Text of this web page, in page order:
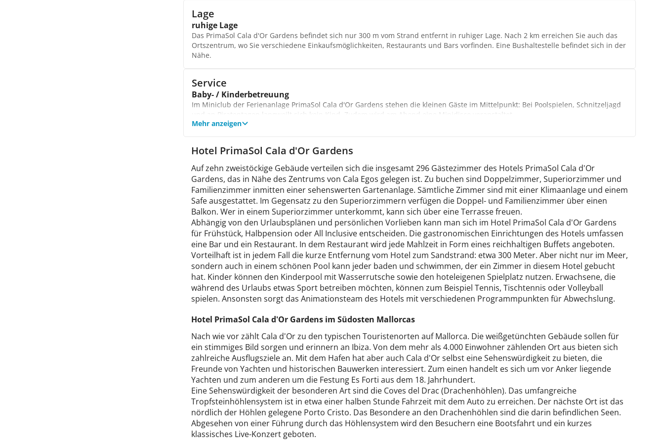
nicht auf.
Animation / Unterhaltung
Lassen Sie keine Langeweile aufkommen! Mit dem Animationsteam ist das nahezu unmöglich, denn das hat ein vielseitiges
Programm für Sie vorbereitet. Ihre Kinder nutzen zudem die Möglichkeit, den Miniclub zu besuchen und in der Minidisco zu
tanzen.
Lage
ruhige Lage
Das PrimaSol Cala d'Or Gardens befindet sich nur 300 m vom Strand entfernt in ruhiger Lage. Nach 2 km erreichen Sie auch das
Ortszentrum, wo Sie verschiedene Einkaufsmöglichkeiten, Restaurants und Bars vorfinden. Eine Bushaltestelle befindet sich in der
Nähe.
Service
Baby- / Kinderbetreuung
Im Miniclub der Ferienanlage PrimaSol Cala d'Or Gardens stehen die kleinen Gäste im Mittelpunkt: Bei Poolspielen, Schnitzeljagd
und an Piratentagen langweilt sich kein Kind. Zudem wird am Abend eine Minidisco veranstaltet.
Fahrradverleih
Mehr anzeigen
Hotel PrimaSol Cala d'Or Gardens
Auf zehn zweistöckige Gebäude verteilen sich die insgesamt 296 Gästezimmer des Hotels PrimaSol Cala d'Or
Gardens, das in Nähe des Zentrums von Cala Egos gelegen ist. Zu buchen sind Doppelzimmer, Superiorzimmer und
Familienzimmer inmitten einer sehenswerten Gartenanlage. Sämtliche Zimmer sind mit einer Klimaanlage und einem
Safe ausgestattet. Im Gegensatz zu den Superiorzimmern verfügen die Doppel- und Familienzimmer über einen
Balkon. Wer in einem Superiorzimmer unterkommt, kann sich über eine Terrasse freuen.
Abhängig von den Urlaubsplänen und persönlichen Vorlieben kann man sich im Hotel PrimaSol Cala d'Or Gardens
für Frühstück, Halbpension oder All Inclusive entscheiden. Die gastronomischen Einrichtungen des Hotels umfassen
eine Bar und ein Restaurant. In dem Restaurant wird jede Mahlzeit in Form eines reichhaltigen Buffets angeboten.
Vorteilhaft ist in jedem Fall die kurze Entfernung vom Hotel zum Sandstrand: etwa 300 Meter. Aber nicht nur im Meer,
sondern auch in einem schönen Pool kann jeder baden und schwimmen, der ein Zimmer in diesem Hotel gebucht
hat. Kinder können den Kinderpool mit Wasserrutsche sowie den hoteleigenen Spielplatz nutzen. Erwachsene, die
während des Urlaubs etwas Sport betreiben möchten, können zum Beispiel Tennis, Tischtennis oder Volleyball
spielen. Ansonsten sorgt das Animationsteam des Hotels mit verschiedenen Programmpunkten für Abwechslung.
Hotel PrimaSol Cala d'Or Gardens im Südosten Mallorcas
Nach wie vor zählt Cala d'Or zu den typischen Touristenorten auf Mallorca. Die weißgetünchten Gebäude sollen für
ein stimmiges Bild sorgen und erinnern an Ibiza. Von dem mehr als 4.000 Einwohner zählenden Ort aus bieten sich
zahlreiche Ausflugsziele an. Mit dem Hafen hat aber auch Cala d'Or selbst eine Sehenswürdigkeit zu bieten, die
Freunde von Yachten und historischen Bauwerken interessiert. Zum einen handelt es sich um vor Anker liegende
Yachten und zum anderen um die Festung Es Forti aus dem 18. Jahrhundert.
Eine Sehenswürdigkeit der besonderen Art sind die Coves del Drac (Drachenhöhlen). Das umfangreiche
Tropfsteinhöhlensystem ist in etwa einer halben Stunde Fahrzeit mit dem Auto zu erreichen. Der nächste Ort ist das
nördlich der Höhlen gelegene Porto Cristo. Das Besondere an den Drachenhöhlen sind die darin befindlichen Seen.
Abgesehen von einer Führung durch das Höhlensystem wird den Besuchern eine Bootsfahrt und ein kurzes
klassisches Live-Konzert geboten.